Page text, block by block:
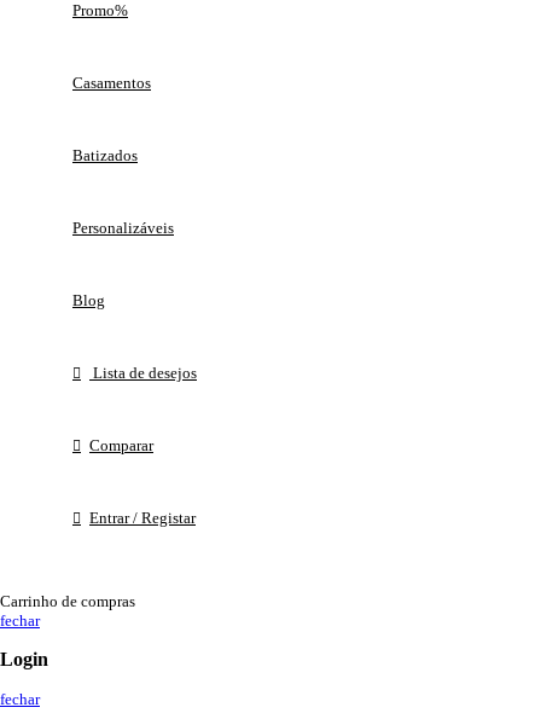
Promo%
Casamentos
Batizados
Personalizáveis
Blog
Lista de desejos
Comparar
Entrar / Registar
Carrinho de compras
fechar
Login
fechar